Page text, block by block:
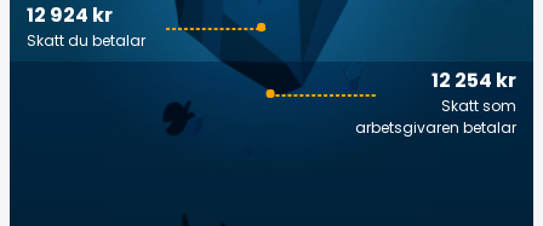
12 254 kr
Skatt som
arbetsgivaren betalar
12 924 kr
Skatt du betalar